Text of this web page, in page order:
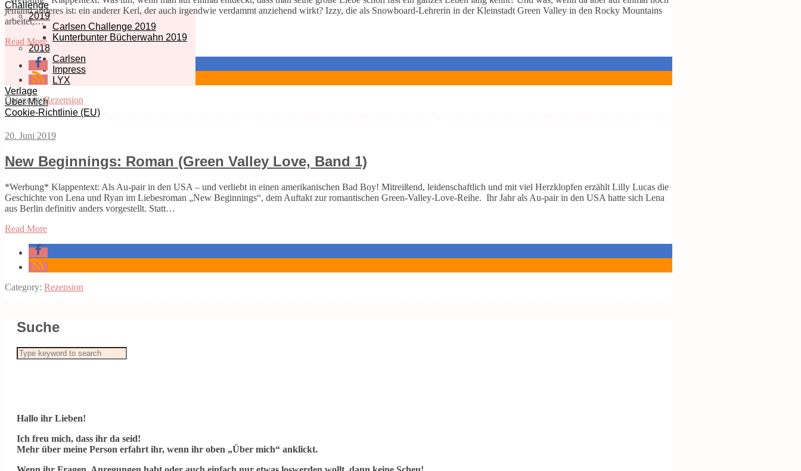
Challenge
2019
Carlsen Challenge 2019
Kunterbunter Bücherwahn 2019
2018
Carlsen
Impress
LYX
Verlage
Über Mich
Cookie-Richtlinie (EU)
jemand anderes ist: ein anderer Kerl, der auch irgendwie verdammt anziehend wirkt? Izzy, die als Snowboard-Lehrerin in der Kleinstadt Green Valley in den Rocky Mountains
arbeitet,…
Read More
Category:Rezension
20. Juni 2019
New Beginnings: Roman (Green Valley Love, Band 1)
*Werbung* Klappentext: Als Au-pair in den USA – und verliebt in einen amerikanischen Bad Boy! Mitreißend, leidenschaftlich und mit viel Herzklopfen erzählt Lilly Lucas die
Geschichte von Lena und Ryan im Liebesroman „New Beginnings“, dem Auftakt zur romantischen Green-Valley-Love-Reihe. Ihr Jahr als Au-pair in den USA hatte sich Lena
aus Berlin definitiv anders vorgestellt. Statt…
Read More
Category: Rezension
Suche
Hallo ihr Lieben!
Ich freu mich, dass ihr da seid!
Mehr über meine Person erfahrt ihr, wenn ihr oben „Über mich“ anklickt.